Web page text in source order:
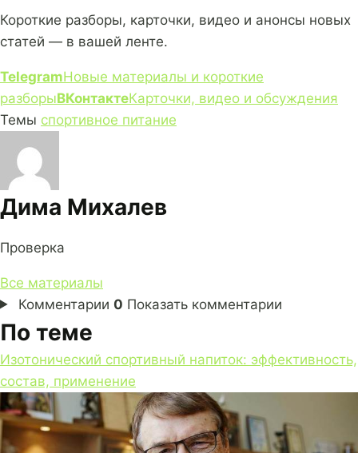
Короткие разборы, карточки, видео и анонсы новых
статей — в вашей ленте.
TelegramНовые материалы и короткие
разборыВКонтактеКарточки, видео и обсуждения
Темы спортивное питание
Дима Михалев
Проверка
Все материалы
Комментарии 0 Показать комментарии
По теме
Изотонический спортивный напиток: эффективность,
состав, применение